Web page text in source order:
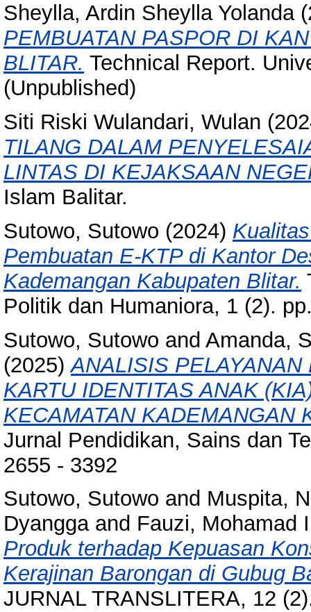
Sheylla, Ardin Sheylla Yolanda
PEMBUATAN PASPOR DI
BLITAR. Technical Report.
(Unpublished)
Siti Riski Wulandari, Wulan
TILANG DALAM
LINTAS DI KEJAKSAAN
Islam Balitar.
Sutowo, Sutowo (2024)
Pembuatan E-KTP di Kantor
Kademangan Kabupaten Blitar.
Politik dan Humaniora, 1 (2).
Sutowo, Sutowo and Amanda,
(2025)ANALISIS
KARTU IDENTITAS ANAK
KECAMATAN KADEMANGAN
Jurnal Pendidikan, Sains dan
2655 - 3392
Sutowo, Sutowo and Muspita,
Dyanggaand Fauzi, Mohamad
Produk terhadap Kepuasan
Kerajinan Barongan di Gubug
JURNAL TRANSLITERA, 12